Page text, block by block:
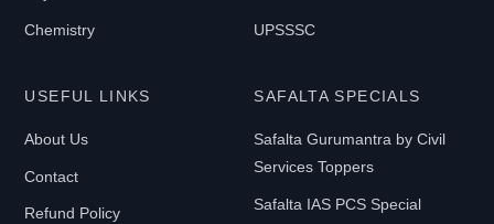
Chemistry UPSSSC
USEFUL LINKS
About Us
Contact
Refund Policy
SAFALTA SPECIALS
Safalta Gurumantra by Civil
Services Toppers
Safalta IAS PCS Special